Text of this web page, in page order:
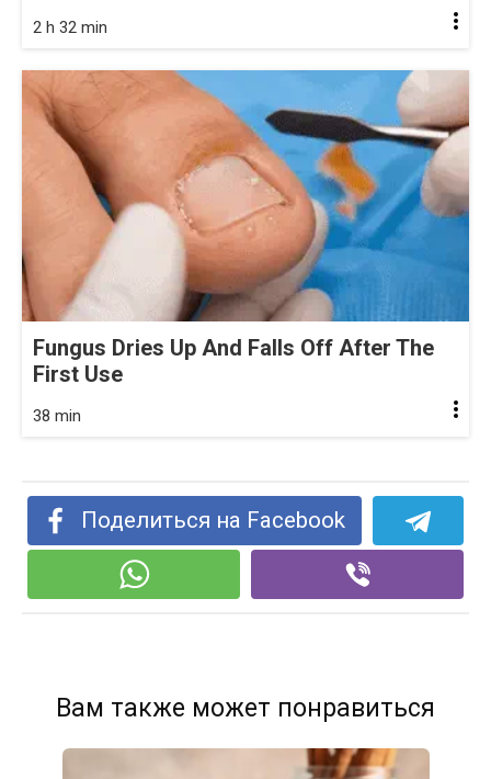
2 h 32 min
Fungus Dries Up And Falls Off After The
First Use
38 min
Поделиться на Facebook
Вам также может понравиться